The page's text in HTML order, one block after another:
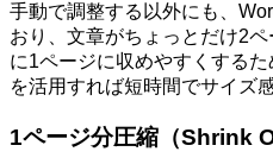
手動で調整する以外にも、
おり、文章がちょっとだけ2
に1ページに収めやすくする
を活用すれば短時間でサイズ
1ページ分圧縮（Shrink